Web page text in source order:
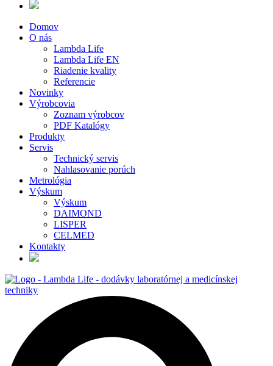
Domov
O nás
Lambda Life
Lambda Life EN
Riadenie kvality
Referencie
Novinky
Výrobcovia
Zoznam výrobcov
PDF Katalógy
Produkty
Servis
Technický servis
Nahlasovanie porúch
Metrológia
Výskum
Výskum
DAIMOND
LISPER
CELMED
Kontakty